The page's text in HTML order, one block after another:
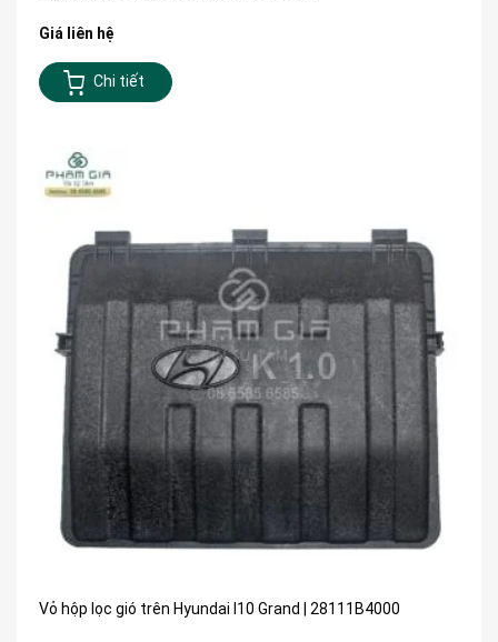
Giá liên hệ
Chi tiết
Vỏ hộp lọc gió trên Hyundai I10 Grand | 28111B4000